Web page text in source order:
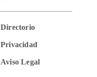
Directorio
Privacidad
Aviso Legal